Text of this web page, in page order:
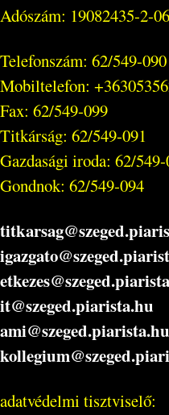
Adószám: 19082435-2-06
Telefonszám: 62/549-090
Mobiltelefon:
Fax: 62/549-099
Titkárság: 62/549-091
Gazdasági iroda: 62/
Gondnok: 62/549-094
it@szeged.piarista.hu
ami@szeged.piarista.hu
adatvédelmi tisztviselő: